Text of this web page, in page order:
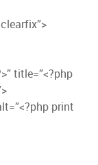
title=”<?php
print